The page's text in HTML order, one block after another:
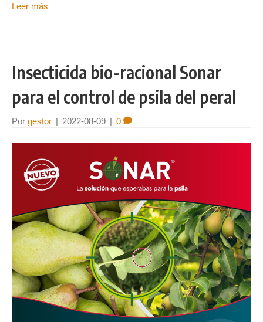
Leer más
Insecticida bio-racional Sonar
para el control de psila del peral
Por gestor | 2022-08-09 | 0